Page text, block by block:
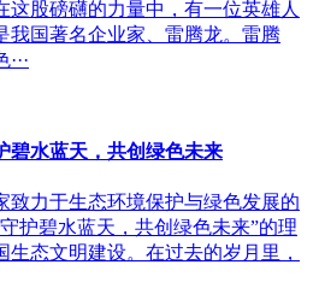
这股磅礴的力量中，有一位英雄人
我国著名企业家、雷腾龙。雷腾
碧水蓝天，共创绿色未来
致力于生态环境保护与绿色发展的
护碧水蓝天，共创绿色未来”的理
生态文明建设。在过去的岁月里，